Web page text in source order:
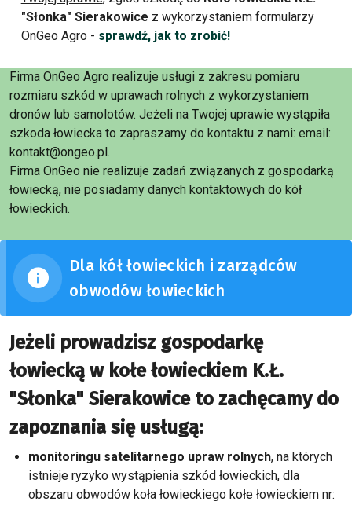
"Słonka" Sierakowice z wykorzystaniem formularzy
OnGeo Agro - sprawdź, jak to zrobić!
Firma OnGeo Agro realizuje usługi z zakresu pomiaru
rozmiaru szkód w uprawach rolnych z wykorzystaniem
dronów lub samolotów. Jeżeli na Twojej uprawie wystąpiła
szkoda łowiecka to zapraszamy do kontaktu z nami: email:
kontakt@ongeo.pl.
Firma OnGeo nie realizuje zadań związanych z gospodarką
łowiecką, nie posiadamy danych kontaktowych do kół
łowieckich.
Dla kół łowieckich i zarządców
obwodów łowieckich
Jeżeli prowadzisz gospodarkę
łowiecką w kołe łowieckiem K.Ł.
"Słonka" Sierakowice to zachęcamy do
zapoznania się usługą:
monitoringu satelitarnego upraw rolnych, na których
istnieje ryzyko wystąpienia szkód łowieckich, dla
obszaru obwodów koła łowieckiego kołe łowieckiem nr: